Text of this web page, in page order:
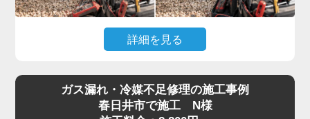
では再発することがあります。
水漏れを放置すると、壁紙のシミ・床材の腐食・階
下への漏水被害につながり、修繕費が高額になる可
全体を内視鏡で点検し、ドレンパンの状態確認・ホ
ースおよびパッキン交換・本体取り付け状態の調整
詳細を見る
振動・騒音が大きいといった症状は、ファンモータ
ーの劣化やファン羽根の歪み、コンプレッサーの異
ガス漏れ・冷媒不足修理の施工事例
春日井市で施工 N様